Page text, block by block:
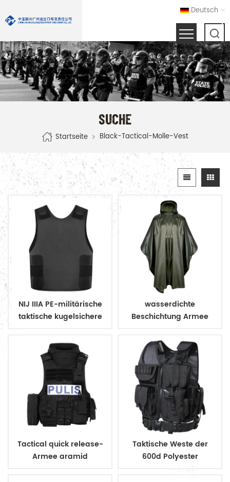
Deutsch
SUCHE
Startseite Black-Tactical-Molle-Vest
NIJ IIIA PE-militärische
taktische kugelsichere
wasserdichte
Beschichtung Armee
Poncho
Tactical quick release-
Armee aramid
Taktische Weste der
600d Polyester